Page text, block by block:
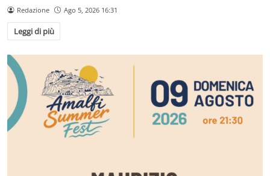
Redazione Ago 5, 2026 16:31
Leggi di più